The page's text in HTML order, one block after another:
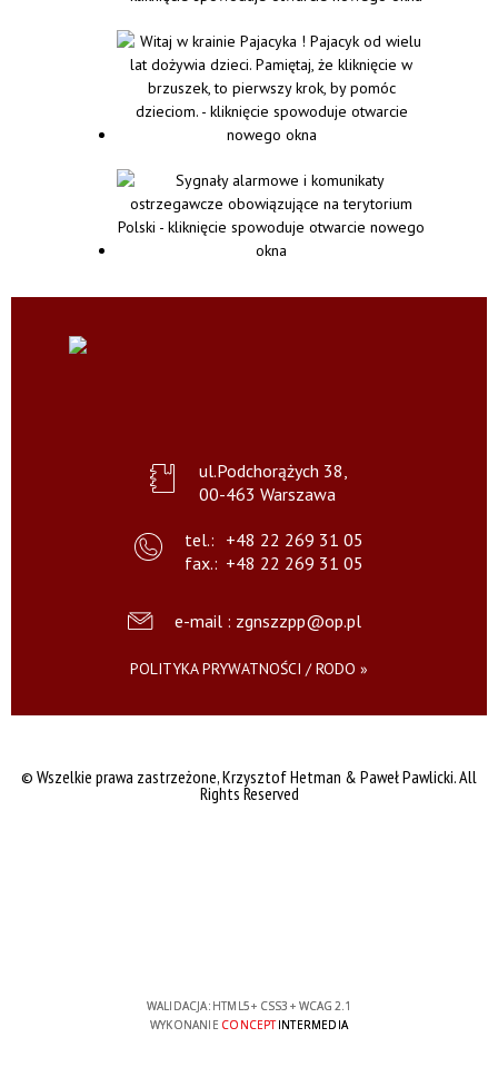
ul.Podchorążych 38,
00-463 Warszawa
tel.: +48 22 269 31 05
fax.: +48 22 269 31 05
e-mail : zgnszzpp@op.pl
POLITYKA PRYWATNOŚCI / RODO »
© Wszelkie prawa zastrzeżone,Krzysztof Hetman & Paweł Pawlicki. All
Rights Reserved
WALIDACJA: HTML5+ CSS3 + WCAG 2.1
WYKONANIE CONCEPTINTERMEDIA